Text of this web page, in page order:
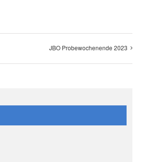
JBO Probewochenende 2023